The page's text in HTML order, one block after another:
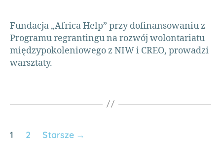
Fundacja „Africa Help” przy dofinansowaniu z
Programu regrantingu na rozwój wolontariatu
międzypokoleniowego z NIW i CREO, prowadzi
warsztaty.
y
,
w
o
l
a
1 2 Starsze →